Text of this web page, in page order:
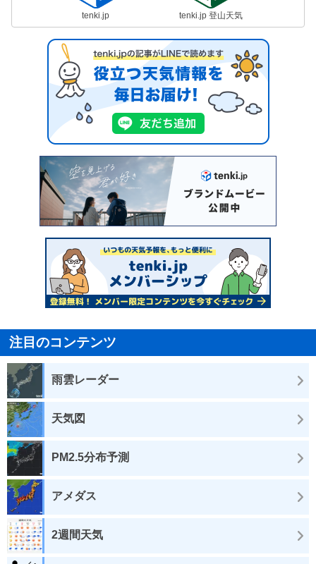
tenki.jp tenki.jp 登山天気
注目のコンテンツ
雨雲レーダー
天気図
PM2.5分布予測
アメダス
2週間天気